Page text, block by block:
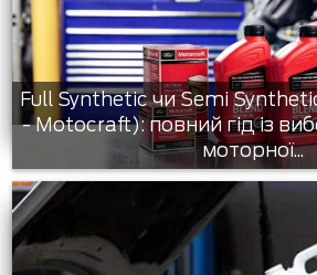
Full Synthetic чи Semi
- Motocraft): повний гід із
моторної...